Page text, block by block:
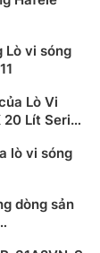
Lò vi sóng
Lò Vi
Lít Series
lò vi sóng
dòng sản